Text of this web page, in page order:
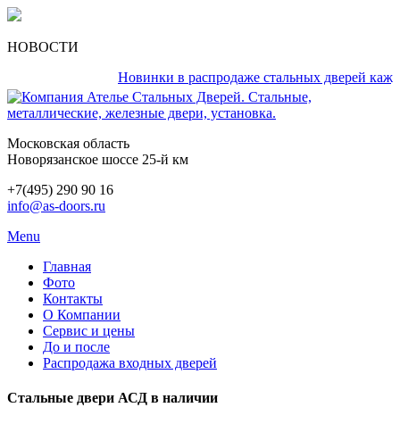
НОВОСТИ
Новинки в распродаже стальных дверей каждый
Московская область
Новорязанское шоссе 25-й км
+7(495) 290 90 16
info@as-doors.ru
Menu
Главная
Фото
Контакты
О Компании
Сервис и цены
До и после
Распродажа входных дверей
Стальные двери АСД в наличии